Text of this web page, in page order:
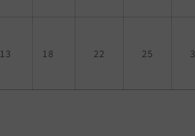
13 18 22 25